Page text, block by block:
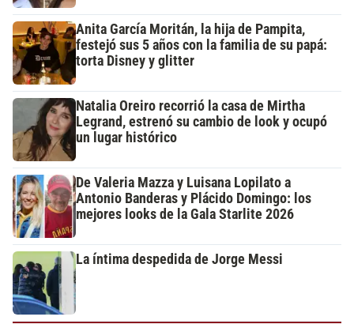
Anita García Moritán, la hija de Pampita,
festejó sus 5 años con la familia de su papá:
torta Disney y glitter
Natalia Oreiro recorrió la casa de Mirtha
Legrand, estrenó su cambio de look y ocupó
un lugar histórico
De Valeria Mazza y Luisana Lopilato a
Antonio Banderas y Plácido Domingo: los
mejores looks de la Gala Starlite 2026
La íntima despedida de Jorge Messi